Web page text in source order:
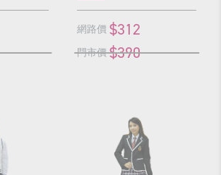
網路價 $312
門市價 $390